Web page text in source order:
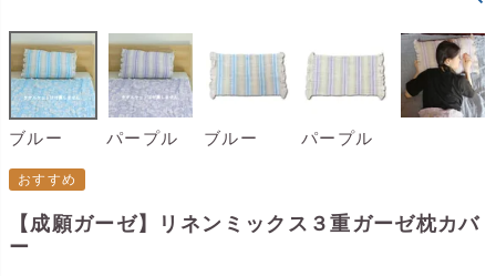
ブルー パープル ブルー パープル
おすすめ
【成願ガーゼ】リネンミックス３重ガーゼ枕カバ
ー